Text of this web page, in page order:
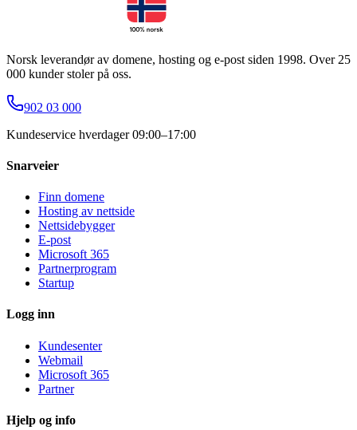
Norsk leverandør av domene, hosting og e-post siden 1998. Over 25
000 kunder stoler på oss.
902 03 000
Kundeservice hverdager 09:00–17:00
Snarveier
Finn domene
Hosting av nettside
Nettsidebygger
E-post
Microsoft 365
Partnerprogram
Startup
Logg inn
Kundesenter
Webmail
Microsoft 365
Partner
Hjelp og info